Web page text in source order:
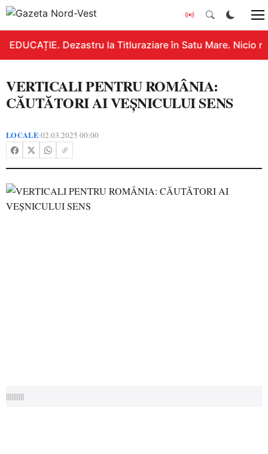
EDUCAȚIE. Dezastru la Titluraziare în Satu Mare. Nicio
VERTICALI PENTRU ROMÂNIA:
CĂUTĂTORI AI VEȘNICULUI SENS
LOCALE•02.03.2025 00:00
||||||||||